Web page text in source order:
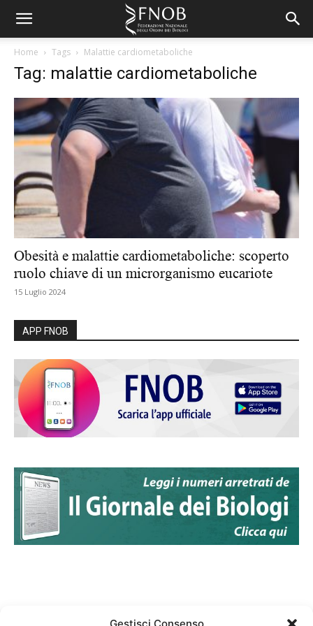
Home Tags Malattie cardiometaboliche
Tag: malattie cardiometaboliche
Obesità e malattie cardiometaboliche: scoperto
ruolo chiave di un microrganismo eucariote
15 Luglio 2024
APP FNOB